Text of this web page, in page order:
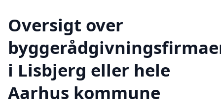
Oversigt over
i Lisbjerg eller hele
Aarhus kommune